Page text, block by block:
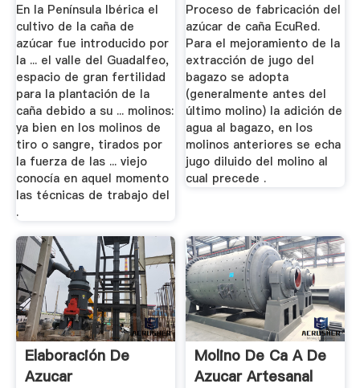
En la Península Ibérica el
cultivo de la caña de
azúcar fue introducido por
la ... el valle del Guadalfeo,
espacio de gran fertilidad
para la plantación de la
caña debido a su ... molinos:
ya bien en los molinos de
tiro o sangre, tirados por
la fuerza de las ... viejo
conocía en aquel momento
las técnicas de trabajo del
.
Proceso de fabricación del
azúcar de caña EcuRed.
Para el mejoramiento de la
extracción de jugo del
bagazo se adopta
(generalmente antes del
último molino) la adición de
agua al bagazo, en los
molinos anteriores se echa
jugo diluido del molino al
cual precede .
Elaboración De
Azucar
Molino De Ca A De
Azucar Artesanal